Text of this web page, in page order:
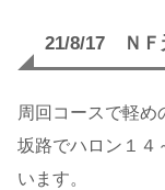
21/8/17 ＮＦ
周回コースで軽め
坂路でハロン１４
います。